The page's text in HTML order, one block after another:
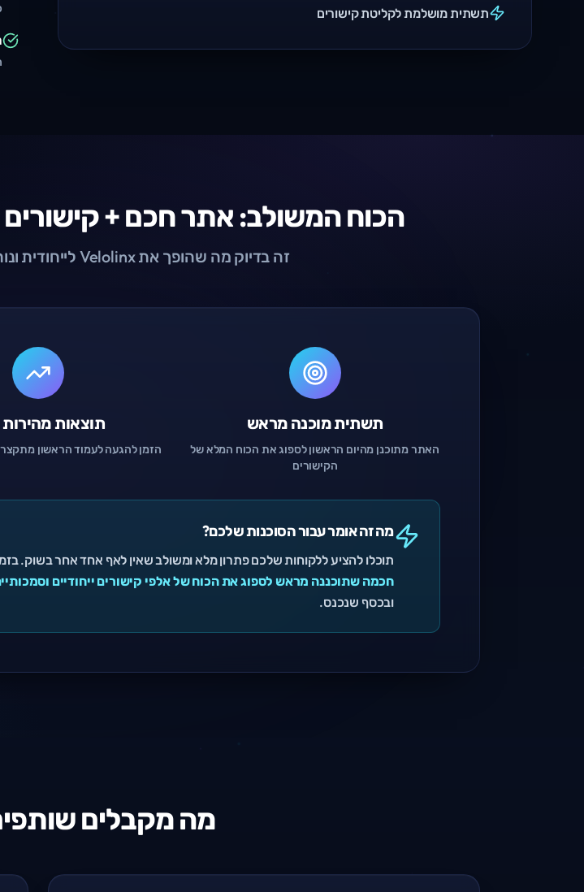
תשתית מושלמת לקליטת קישורים
הכוח המשולב: אתר חכם +
זה בדיוק מה שהופך את Velolinx לייחודית ונותן ללקוחות שלכם יתרון משמעותי
תשתית מוכנה מראש
האתר מתוכנן מהיום הראשון לספוג את הכוח המלא של
הקישורים
תוצאות מהירות
הזמן להגעה לעמוד הראשון
מה זה אומר עבור הסוכנות שלכם?
תוכלו להציע ללקוחות שלכם פתרון מלא ומשולב שאין לאף אחד אחר בשוק.
חכמה שתוכננה מראש לספוג את הכוח של אלפי קישורים ייחודיים
ובכסף שנכנס.
מה מקבלים